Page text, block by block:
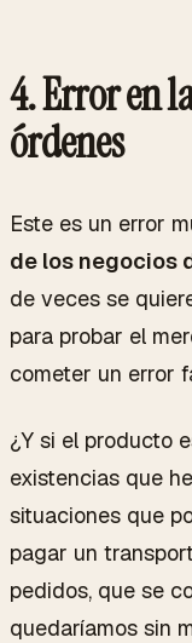
4.Error en
órdenes
Este es un error
de los negocios
de veces se
para probar el
cometer un error
¿Y si el producto
existencias que
situaciones que
pagar un
pedidos, que se
quedaríamos sin